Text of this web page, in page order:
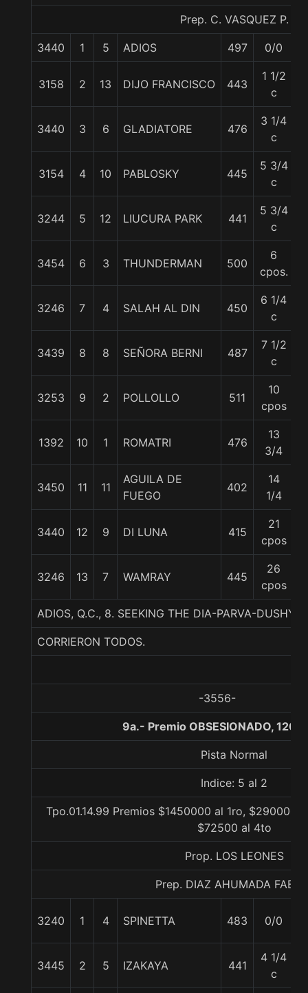
Prep. C. VASQUEZ P.
3440 1 5 ADIOS 497 0/0
3158 2 13 DIJO FRANCISCO 443
1 1/2
c
3440 3 6 GLADIATORE 476
3 1/4
c
3154 4 10 PABLOSKY 445
5 3/4
c
3244 5 12 LIUCURA PARK 441
5 3/4
c
3454 6 3 THUNDERMAN 500
6
cpos.
3246 7 4 SALAH AL DIN 450
6 1/4
c
3439 8 8 SEÑORA BERNI 487
7 1/2
c
3253 9 2 POLLOLLO 511
10
cpos
1392 10 1 ROMATRI 476
13
3/4
3450 11 11
AGUILA DE
FUEGO
402
14
1/4
3440 12 9 DI LUNA 415
21
cpos
3246 13 7 WAMRAY 445
26
cpos
ADIOS, Q.C., 8. SEEKING THE DIA-PARVA-
CORRIERON TODOS.
-3556-
9a.- Premio OBSESIONADO,
Pista Normal
Indice: 5 al 2
Tpo.01.14.99 Premios $1450000 al 1ro, $290000
$72500 al 4to
Prop. LOS LEONES
Prep. DIAZ AHUMADA
3240 1 4 SPINETTA 483 0/0
3445 2 5 IZAKAYA 441
4 1/4
c